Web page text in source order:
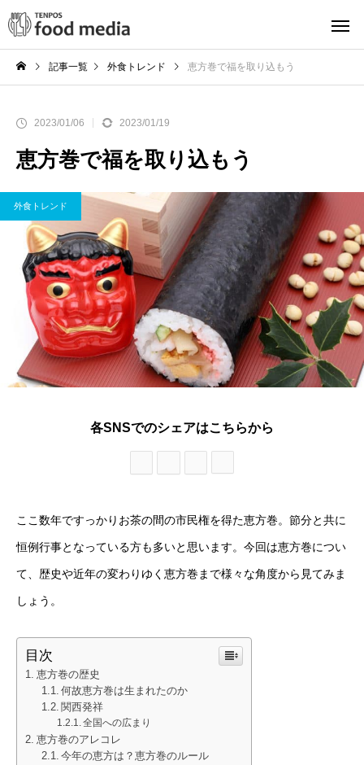
記事一覧 外食トレンド 恵方巻で福を取り込もう
2023/01/06 2023/01/19
恵方巻で福を取り込もう
外食トレンド
各SNSでのシェアはこちらから
ここ数年ですっかりお茶の間の市民権を得た恵方巻。節分と共に
恒例行事となっている方も多いと思います。今回は恵方巻につい
て、歴史や近年の変わりゆく恵方巻まで様々な角度から見てみま
しょう。
目次
恵方巻の歴史
何故恵方巻は生まれたのか
関西発祥
全国への広まり
恵方巻のアレコレ
今年の恵方は？恵方巻のルール